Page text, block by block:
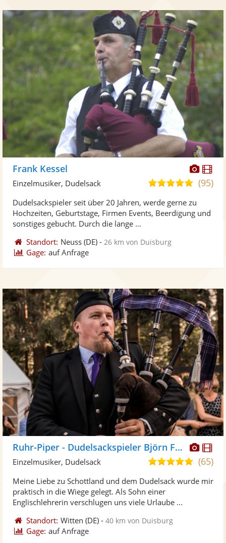
Frank Kessel
5,0
5
Sternen
(95)
Einzelmusiker, Dudelsack
Dudelsackspieler seit über 20 Jahren, werde gerne zu
Hochzeiten, Geburtstage, Firmen Events, Beerdigung und
sonstiges gebucht. Durch die lange ...
Standort: Neuss (DE) - 26 km von Duisburg
Gage: auf Anfrage
Fotos
Ruhr-Piper - Dudelsackspieler Björn Frauendienst
5,0
5
(65)
Einzelmusiker, Dudelsack
Meine Liebe zu Schottland und dem Dudelsack wurde mir
praktisch in die Wiege gelegt. Als Sohn einer
Englischlehrerin verschlugen uns viele Urlaube ...
Standort: Witten (DE) -40 km von Duisburg
Gage: auf Anfrage